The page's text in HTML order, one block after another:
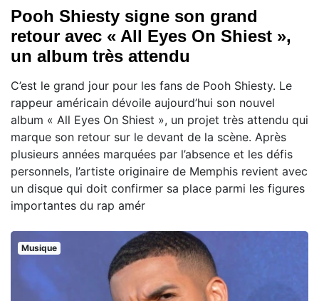
Pooh Shiesty signe son grand
retour avec « All Eyes On Shiest »,
un album très attendu
C’est le grand jour pour les fans de Pooh Shiesty. Le
rappeur américain dévoile aujourd’hui son nouvel
album « All Eyes On Shiest », un projet très attendu qui
marque son retour sur le devant de la scène. Après
plusieurs années marquées par l’absence et les défis
personnels, l’artiste originaire de Memphis revient avec
un disque qui doit confirmer sa place parmi les figures
importantes du rap amér
Musique